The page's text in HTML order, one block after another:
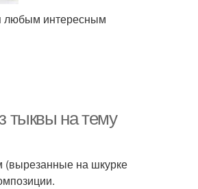
любым интересным
тыквы на тему
(вырезанные на шкурке